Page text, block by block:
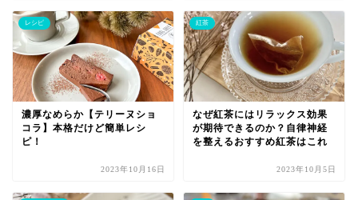
レシピ
濃厚なめらか【テリーヌショ
コラ】本格だけど簡単レシ
ピ！
2023年10月16日
紅茶
なぜ紅茶にはリラックス効果
が期待できるのか？自律神経
を整えるおすすめ紅茶はこれ
2023年10月5日